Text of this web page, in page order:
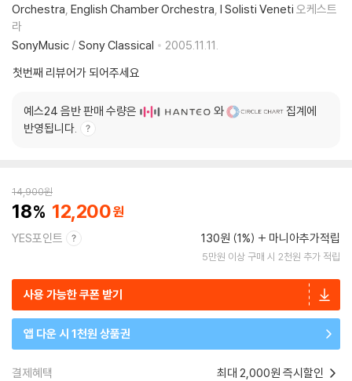
Orchestra English Chamber Orchestra I Solisti Veneti 오케스트
라
SonyMusic / Sony Classical
2005.11.11.
첫번째 리뷰어가 되어주세요
예스24 음반 판매 수량은 와
집계에
반영됩니다.
14,900원
18 12,200
YES포인트 130원 (1%) 마니아추가적립
5만원 이상 구매 시 2천원 추가 적립
사용 가능한 쿠폰 받기
앱 다운 시 1천원 상품권
결제혜택 최대 2,000원 즉시할인